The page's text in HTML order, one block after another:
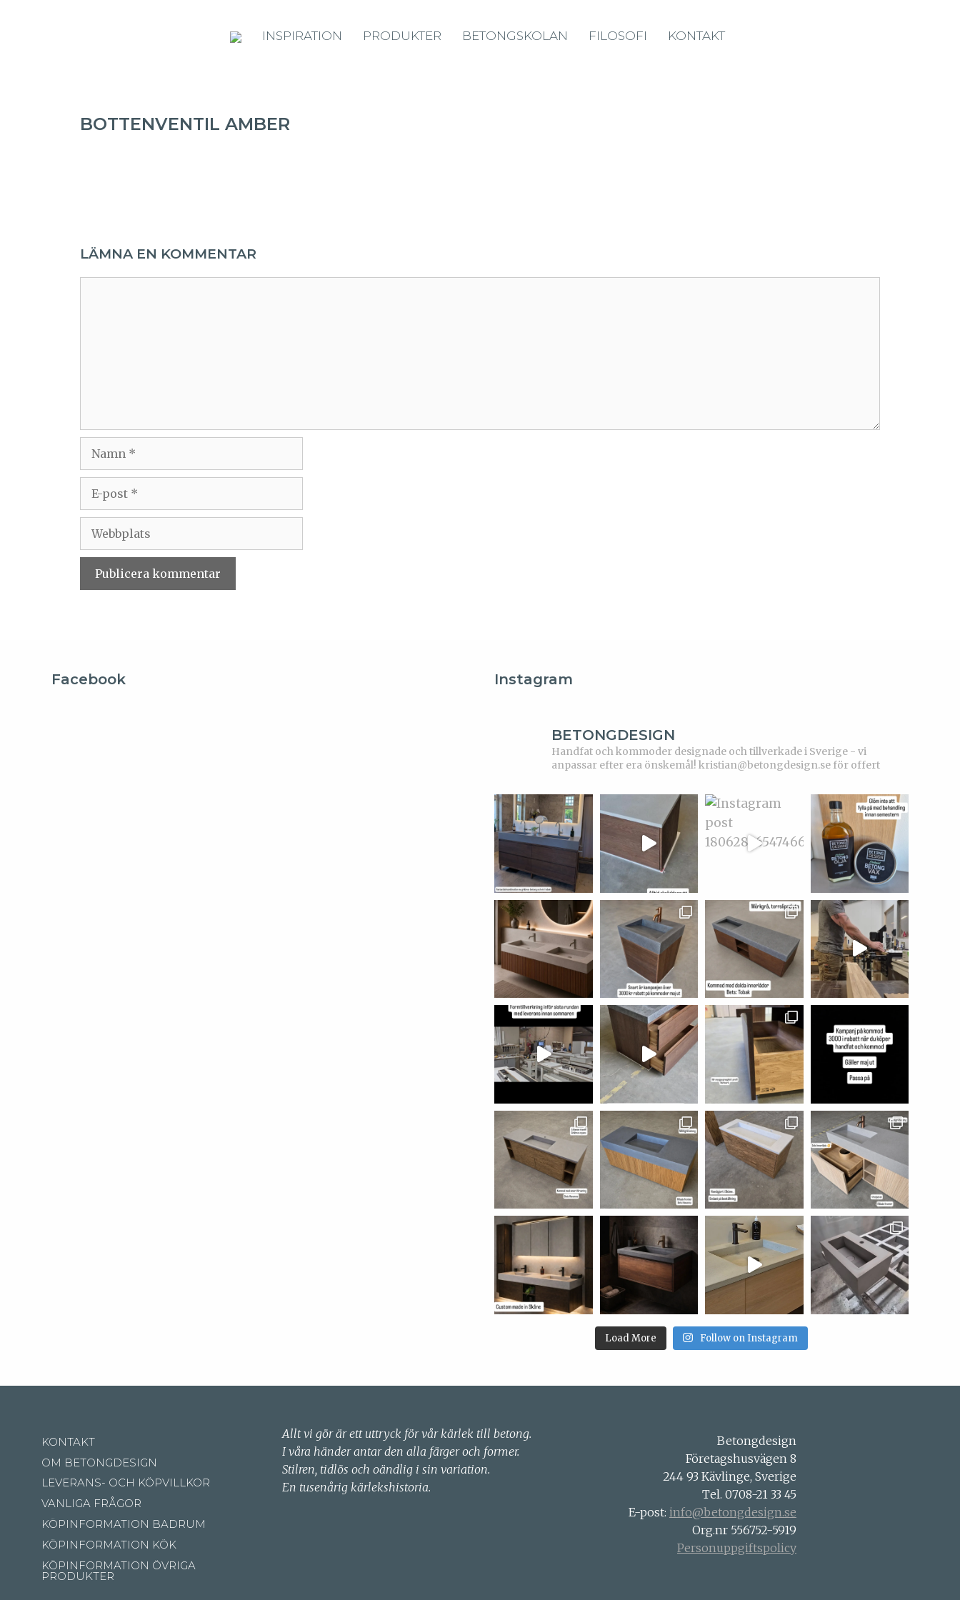
INSPIRATION PRODUKTER BETONGSKOLAN FILOSOFI KONTAKT
BOTTENVENTIL AMBER
LÄMNA EN KOMMENTAR
Facebook Instagram
BETONGDESIGN
Handfat och kommoder designade och tillverkade i Sverige - vi
anpassar efter era önskemål! kristian@betongdesign.se för offert
Load More Follow on Instagram
KONTAKT
OM BETONGDESIGN
LEVERANS- OCH KÖPVILLKOR
VANLIGA FRÅGOR
KÖPINFORMATION BADRUM
KÖPINFORMATION KÖK
KÖPINFORMATION ÖVRIGA
PRODUKTER
Allt vi gör är ett uttryck för vår kärlek till betong.
I våra händer antar den alla färger och former.
Stilren, tidlös och oändlig i sin variation.
En tusenårig kärlekshistoria.
Betongdesign
Företagshusvägen 8
244 93 Kävlinge, Sverige
Tel. 0708-21 33 45
E-post: info@betongdesign.se
Org.nr 556752-5919
Personuppgiftspolicy